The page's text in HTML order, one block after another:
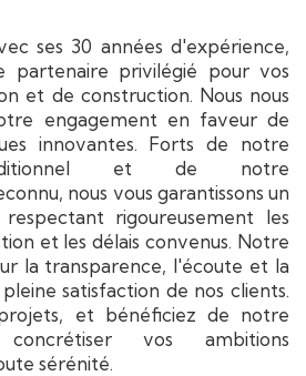
ses 30 années d'expérience,
partenaire privilégié pour vos
et de construction. Nous nous
engagement en faveur de
innovantes. Forts de notre
et de notre
nous vous garantissons un
rigoureusement les
et les délais convenus. Notre
la transparence, l'écoute et la
satisfaction de nos clients.
et bénéficiez de notre
vos ambitions
sérénité.